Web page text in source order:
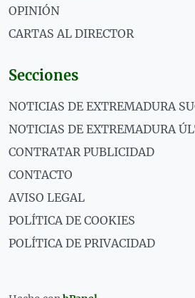
OPINIÓN
CARTAS AL DIRECTOR
Secciones
NOTICIAS DE EXTREMADURA
NOTICIAS DE EXTREMADURA
CONTRATAR PUBLICIDAD
CONTACTO
AVISO LEGAL
POLÍTICA DE COOKIES
POLÍTICA DE PRIVACIDAD